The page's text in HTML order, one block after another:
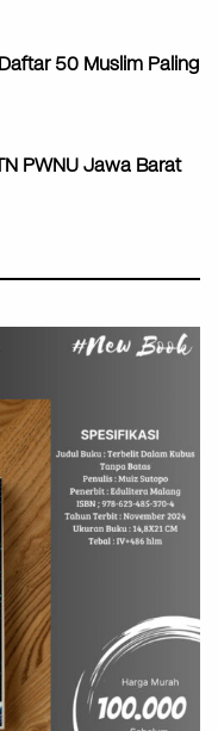
50 Muslim Paling
PWNU Jawa Barat